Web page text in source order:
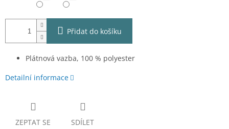
Přidat do košíku
Plátnová vazba, 100 % polyester
Detailní informace
ZEPTAT SE SDÍLET